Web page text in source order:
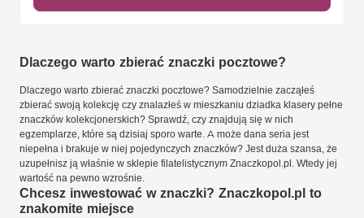
Dlaczego warto zbierać znaczki pocztowe?
Dlaczego warto zbierać znaczki pocztowe? Samodzielnie zacząłeś
zbierać swoją kolekcję czy znalazłeś w mieszkaniu dziadka klasery pełne
znaczków kolekcjonerskich? Sprawdź, czy znajdują się w nich
egzemplarze, które są dzisiaj sporo warte. A może dana seria jest
niepełna i brakuje w niej pojedynczych znaczków? Jest duża szansa, że
uzupełnisz ją właśnie w sklepie filatelistycznym Znaczkopol.pl. Wtedy jej
wartość na pewno wzrośnie.
Chcesz inwestować w znaczki? Znaczkopol.pl to
znakomite miejsce